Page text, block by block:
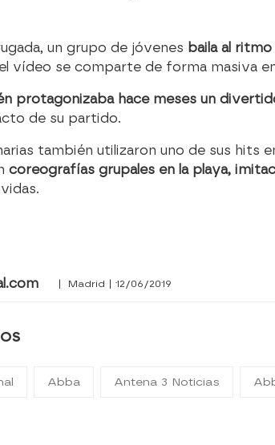
un grupo de jóvenes baila al
vídeo se comparte de forma masiva
protagonizaba hace meses un
de su partido.
también utilizaron uno de sus hits
coreografías grupales en la playa,
| Madrid | 12/06/2019
Abba Antena 3 Noticias